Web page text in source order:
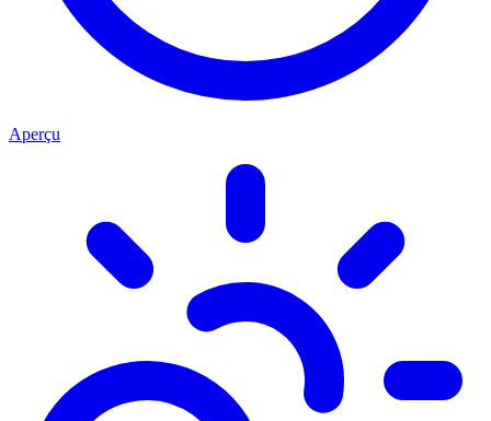
Aperçu